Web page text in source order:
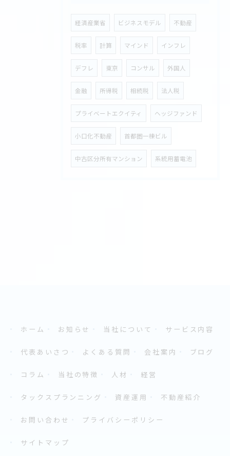
経済産業省 ビジネスモデル 不動産
税率 計算 マインド インフレ
デフレ 東京 コンサル 外国人
金融 所得税 相続税 法人税
プライベートエクイティ ヘッジファンド
小口化不動産 首都圏一棟ビル
中古区分所有マンション 系統用蓄電池
ホーム お知らせ 当社について サービス内容
代表あいさつ よくある質問 会社案内 ブログ
コラム 当社の特徴 人材 経営
タックスプランニング 資産運用 不動産紹介
お問い合わせ プライバシーポリシー
サイトマップ